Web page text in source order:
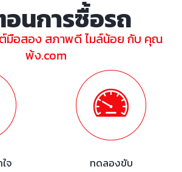
นการซื้อรถ
มือสอง สภาพดี ไมล์น้อย กับ คุณ
พ้ง.com
จ ทดลองขับ